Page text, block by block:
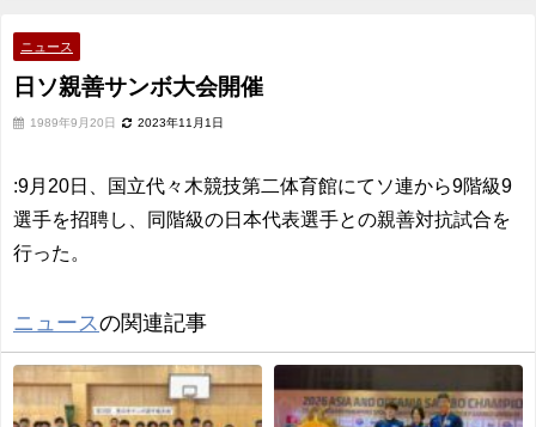
ニュース
日ソ親善サンボ大会開催
1989年9月20日 2023年11月1日
:9月20日、国立代々木競技第二体育館にてソ連から9階級9
選手を招聘し、同階級の日本代表選手との親善対抗試合を
行った。
ニュースの関連記事